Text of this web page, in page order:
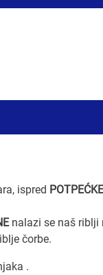
ispred
nalazi se naš
čorbe.
.